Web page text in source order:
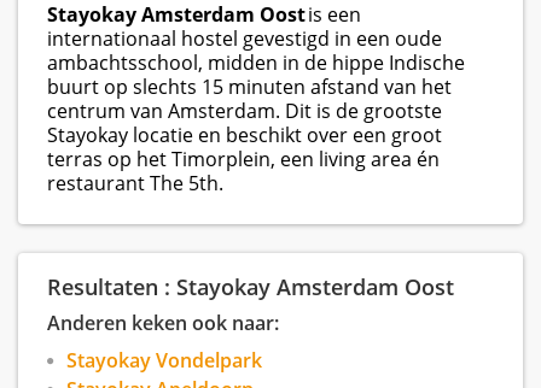
Stayokay Amsterdam Oostis een
internationaal hostel gevestigd in een oude
ambachtsschool, midden in de hippe Indische
buurt op slechts 15 minuten afstand van het
centrum van Amsterdam. Dit is de grootste
Stayokay locatie en beschikt over een groot
terras op het Timorplein, een living area én
restaurant The 5th.
Resultaten : Stayokay Amsterdam Oost
Anderen keken ook naar:
Stayokay Vondelpark